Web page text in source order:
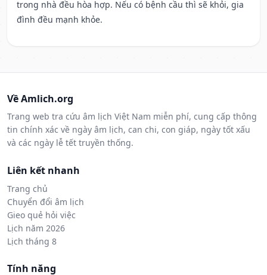
trong nhà đều hòa hợp. Nếu có bệnh cầu thì sẽ khỏi, gia
đình đều mạnh khỏe.
Về Amlich.org
Trang web tra cứu âm lịch Việt Nam miễn phí, cung cấp thông
tin chính xác về ngày âm lịch, can chi, con giáp, ngày tốt xấu
và các ngày lễ tết truyền thống.
Liên kết nhanh
Trang chủ
Chuyển đổi âm lịch
Gieo quẻ hỏi việc
Lịch năm 2026
Lịch tháng 8
Tính năng